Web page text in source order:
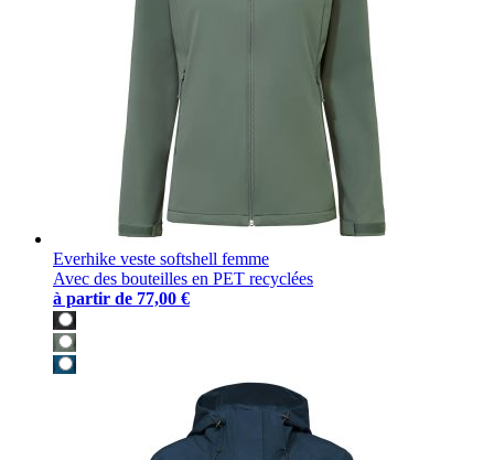
Everhike veste softshell femme
Avec des bouteilles en PET recyclées
à partir de 77,00 €